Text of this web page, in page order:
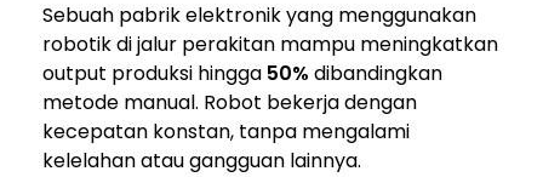
Sebuah pabrik elektronik yang menggunakan
robotik di jalur perakitan mampu meningkatkan
output produksi hingga 50% dibandingkan
metode manual. Robot bekerja dengan
kecepatan konstan, tanpa mengalami
kelelahan atau gangguan lainnya.